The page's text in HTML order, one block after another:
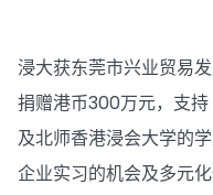
浸大获东莞市兴业贸易
捐赠港币300万元，支
及北师香港浸会大学的
企业实习的机会及多元